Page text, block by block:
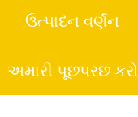
ઉત્પાદન વર્ણન
અમારી પૂછપરછ કરો